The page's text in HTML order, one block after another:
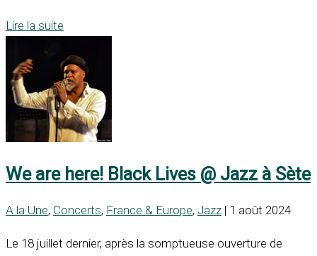
Lire la suite
We are here! Black Lives @ Jazz à Sète
A la Une, Concerts, France & Europe, Jazz | 1 août 2024
Le 18 juillet dernier, après la somptueuse ouverture de